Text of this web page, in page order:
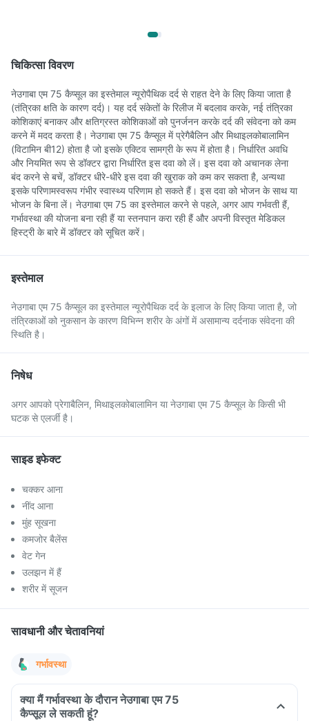
चिकित्सा विवरण
नेउगाबा एम 75 कैप्सूल का इस्तेमाल न्यूरोपैथिक दर्द से राहत देने के लिए किया जाता है
(तंत्रिका क्षति के कारण दर्द)। यह दर्द संकेतों के रिलीज में बदलाव करके, नई तंत्रिका
कोशिकाएं बनाकर और क्षतिग्रस्त कोशिकाओं को पुनर्जनन करके दर्द की संवेदना को कम
करने में मदद करता है। नेउगाबा एम 75 कैप्सूल में प्रेगैबैलिन और मिथाइलकोबालामिन
(विटामिन बी12) होता है जो इसके एक्टिव सामग्री के रूप में होता है। निर्धारित अवधि
और नियमित रूप से डॉक्टर द्वारा निर्धारित इस दवा को लें। इस दवा को अचानक लेना
बंद करने से बचें, डॉक्टर धीरे-धीरे इस दवा की खुराक को कम कर सकता है, अन्यथा
इसके परिणामस्वरूप गंभीर स्वास्थ्य परिणाम हो सकते हैं। इस दवा को भोजन के साथ या
भोजन के बिना लें। नेउगाबा एम 75 का इस्तेमाल करने से पहले, अगर आप गर्भवती हैं,
गर्भावस्था की योजना बना रही हैं या स्तनपान करा रही हैं और अपनी विस्तृत मेडिकल
हिस्ट्री के बारे में डॉक्टर को सूचित करें।
इस्तेमाल
नेउगाबा एम 75 कैप्सूल का इस्तेमाल न्यूरोपैथिक दर्द के इलाज के लिए किया जाता है, जो
तंत्रिकाओं को नुकसान के कारण विभिन्न शरीर के अंगों में असामान्य दर्दनाक संवेदना की
स्थिति है।
निषेध
अगर आपको प्रेगाबैलिन, मिथाइलकोबालामिन या नेउगाबा एम 75 कैप्सूल के किसी भी
घटक से एलर्जी है।
साइड इफेक्ट
चक्कर आना
नींद आना
मुंह सूखना
कमजोर बैलेंस
वेट गेन
उलझन में हैं
शरीर में सूजन
सावधानी और चेतावनियां
गर्भावस्था
क्या मैं गर्भावस्था के दौरान नेउगाबा एम 75
कैप्सूल ले सकती हूं?